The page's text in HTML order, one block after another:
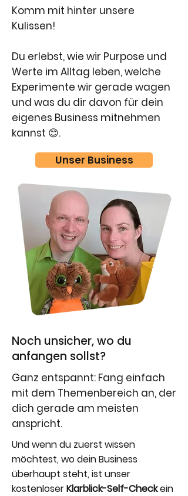
Komm mit hinter unsere
Kulissen!
Du erlebst, wie wir Purpose und
Werte im Alltag leben, welche
Experimente wir gerade wagen
und was du dir davon für dein
eigenes Business mitnehmen
kannst 😊.
​Unser Business
Noch unsicher, wo du
anfangen sollst?
Ganz entspannt: Fang einfach
mit dem Themenbereich an, der
dich gerade am meisten
anspricht.
Und wenn du zuerst wissen
möchtest, wo dein Business
überhaupt steht, ist unser
kostenloserKlarblick-Self-Checkein